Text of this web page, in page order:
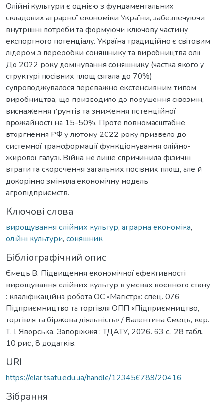
Олійні культури є однією з фундаментальних
складових аграрної економіки України, забезпечуючи
внутрішні потреби та формуючи ключову частину
експортного потенціалу. Україна традиційно є світовим
лідером з переробки соняшнику та виробництва олії.
До 2022 року домінування соняшнику (частка якого у
структурі посівних площ сягала до 70%)
супроводжувалося переважно екстенсивним типом
виробництва, що призводило до порушення сівозмін,
виснаження ґрунтів та зниження потенційної
врожайності на 15–50%. Проте повномасштабне
вторгнення РФ у лютому 2022 року призвело до
системної трансформації функціонування олійно-
жирової галузі. Війна не лише спричинила фізичні
втрати та скорочення загальних посівних площ, але й
докорінно змінила економічну модель
агропідприємств.
Ключові слова
вирощування олійних культур, аграрна економіка,
олійні культури, соняшник
Бібліографічний опис
Ємець В. Підвищення економічної ефективності
вирощування олійних культур в умовах воєнного стану
: кваліфікаційна робота ОС «Магістр»: спец. 076
Підприємництво та торгівля ОПП «Підприємництво,
торгівля та біржова діяльність» / Валентина Ємець; кер.
Т. І. Яворська. Запоріжжя : ТДАТУ, 2026. 63 с., 28 табл.,
10 рис., 8 додатків.
URI
https://elar.tsatu.edu.ua/handle/123456789/20416
Зібрання